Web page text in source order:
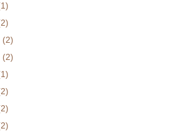
(2)
(2)